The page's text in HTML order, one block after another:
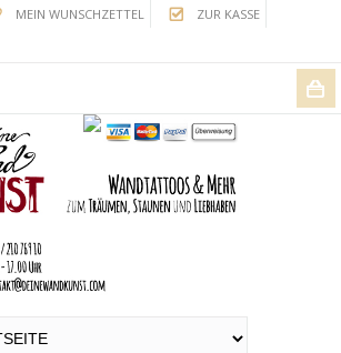
MEIN WUNSCHZETTEL
ZUR KASSE